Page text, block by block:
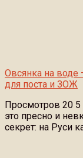
Овсянка на воде
для поста и ЗОЖ
Просмотров 20
это пресно и
секрет: на Руси